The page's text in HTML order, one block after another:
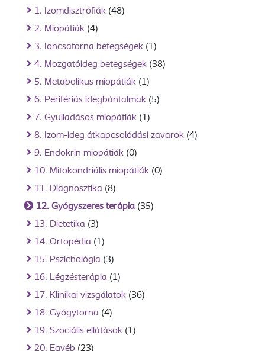
1. Izomdisztrófiák (48)
2. Miopátiák (4)
3. Ioncsatorna betegségek (1)
4. Mozgatóideg betegségek (38)
5. Metabolikus miopátiák (1)
6. Perifériás idegbántalmak (5)
7. Gyulladásos miopátiák (1)
8. Izom-ideg átkapcsolódási zavarok (4)
9. Endokrin miopátiák (0)
10. Mitokondriális miopátiák (0)
11. Diagnosztika (8)
12. Gyógyszeres terápia (35)
13. Dietetika (3)
14. Ortopédia (1)
15. Pszichológia (3)
16. Légzésterápia (1)
17. Klinikai vizsgálatok (36)
18. Gyógytorna (4)
19. Szociális ellátások (1)
20. Egyéb (23)